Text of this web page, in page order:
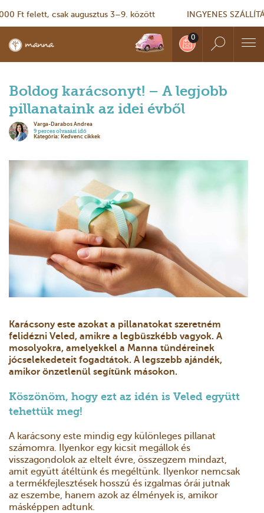
felett, csak augusztus 3–9. között INGYENES SZÁLLÍTÁS
Boldog karácsonyt! – A legjobb
pillanataink az idei évből
Varga-Darabos Andrea
9 perces olvasási idő
Kategória: Kedvenc cikkek
Karácsony este azokat a pillanatokat szeretném
felidézni Veled, amikre a legbüszkébb vagyok. A
mosolyokra, amelyekkel a Manna tündéreinek
jócselekedeteit fogadtátok. A legszebb ajándék,
amikor önzetlenül segítünk másokon.
Köszönöm, hogy ezt az idén is Veled együtt
tehettük meg!
A karácsony este mindig egy különleges pillanat
számomra. Ilyenkor egy kicsit megállok és
visszagondolok az eltelt évre, összegzem mindazt,
amit együtt átéltünk és megéltünk. Ilyenkor nemcsak
a termékfejlesztések hosszú és izgalmas órái jutnak
az eszembe, hanem azok az élmények is, amikor
másképpen adtunk.